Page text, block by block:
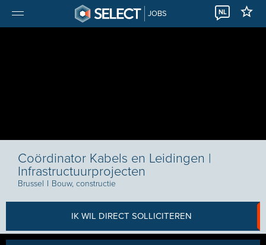
JOBS NL
Coördinator Kabels en Leidingen |
Infrastructuurprojecten
Brussel I Bouw, constructie
IK WIL DIRECT SOLLICITEREN